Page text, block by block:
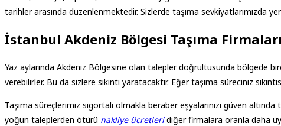
tarihler arasında düzenlenmektedir. Sizlerde taşıma sevkiyatlarımızda
İstanbul Akdeniz Bölgesi Taşıma Firmaları
Yaz aylarında Akdeniz Bölgesine olan talepler doğrultusunda bölgede
verebilirler. Bu da sizlere sıkıntı yaratacaktır. Eğer taşıma süreciniz
Taşıma süreçlerimiz sigortalı olmakla beraber eşyalarınızı güven altında
yoğun taleplerden ötürü nakliye ücretleri diğer firmalara oranla daha